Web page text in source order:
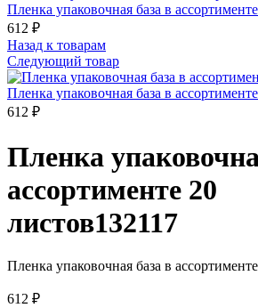
Пленка упаковочная база в
612 ₽
Назад к товарам
Следующий товар
Пленка упаковочная база в
612 ₽
Пленка
ассортименте 20
листов132117
Пленка упаковочная база в
612 ₽